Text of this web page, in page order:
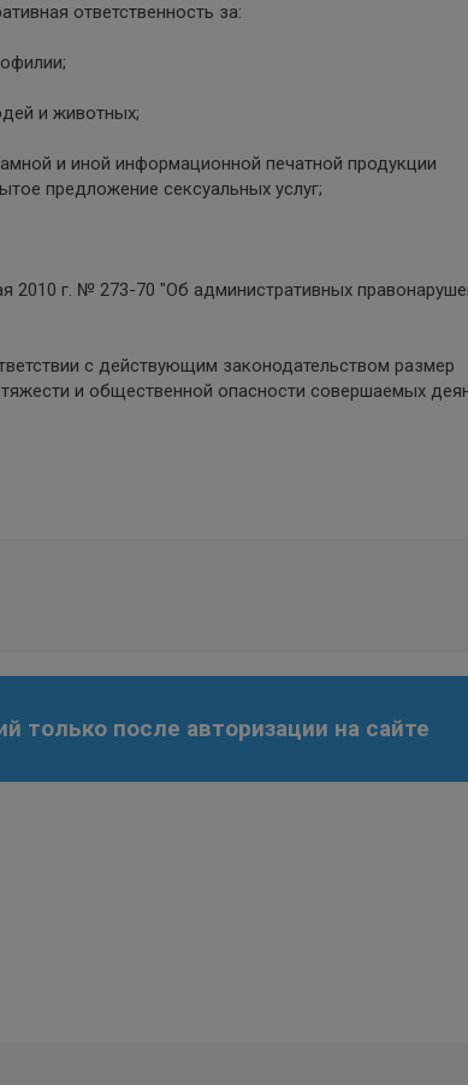
ответственность за:
и животных;
и иной информационной печатной продукции
предложение сексуальных услуг;
2010 г. № 273-70 "Об административных
с действующим законодательством размер
и общественной опасности совершаемых
только после авторизации на сайте